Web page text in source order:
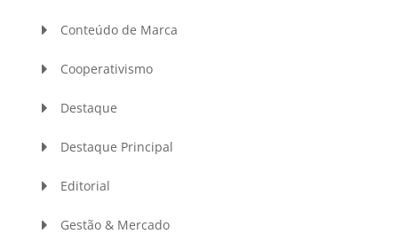
Conteúdo de Marca
Cooperativismo
Destaque
Destaque Principal
Editorial
Gestão & Mercado